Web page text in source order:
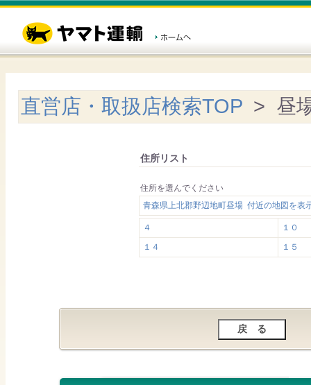
直営店・取扱店検索TOP > 昼
住所リスト
住所を選んでください
青森県上北郡野辺地町昼場 付近の地図を表
４
１０
１４
１５